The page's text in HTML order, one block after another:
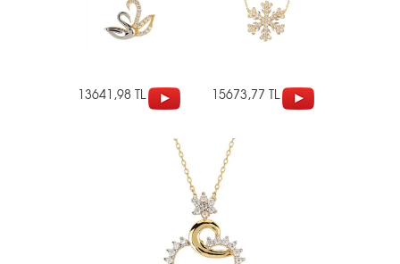
13641,98 TL 15673,77 TL